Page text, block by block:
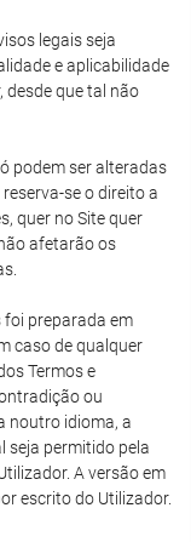
legais seja
e aplicabilidade
desde que tal não
podem ser alteradas
se o direito a
quer no Site quer
afetarão os
foi preparada em
caso de qualquer
Termos e
ou
noutro idioma, a
seja permitido pela
A versão em
escrito do Utilizador.